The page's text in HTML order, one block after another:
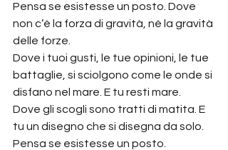
Pensa se esistesse un posto. Dove
non c’è la forza di gravità, né la gravità
delle forze.
Dove i tuoi gusti, le tue opinioni, le tue
battaglie, si sciolgono come le onde si
disfano nel mare. E tu resti mare.
Dove gli scogli sono tratti di matita. E
tu un disegno che si disegna da solo.
Pensa se esistesse un posto.